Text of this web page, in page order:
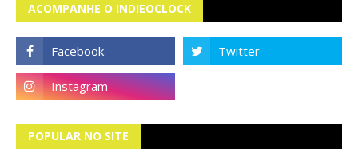
ACOMPANHE O INDIEOCLOCK
POPULAR NO SITE